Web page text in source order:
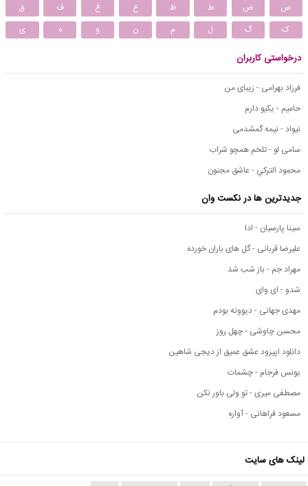
ص
ض ط ظ ع غ ف
ق
ک
گ ل م ن و ه ی
درخواستی کاربران
فرزاد بهرامی - زیبای من
حامیم - یکیو دارم
نیواد - نیمه گمشدمی
سامی لو - تلخم همچو شراب
محمود التركي - عاشق مجنون
جدیدترین ها در نکست وان
سینا پارسیان - ادا
علیرضا قربانی - گل های باران خورده
مهراد جم - باز شب شد
شدو - ای وای
مهدی جهانی - دیوونه بودم
محسن چاوشی - چهل روز
دانلود اپیزود عشق عمیق از دیجی شاهین
یونس فرجام - چشمات
مصطفی میری - تو ولی باور نکن
مسعود فراهانی - آواره
لینک های سایت